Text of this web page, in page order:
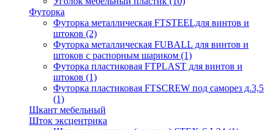
Футорка
Футорка металлическая FTSTEELдля винтов и
штоков (2)
Футорка металлическая FUBALL для винтов и
штоков с распорным шариком (1)
Футорка пластиковая FTPLAST для винтов и
штоков (1)
Футорка пластиковая FTSCREW под саморез д.3,5
(1)
Шкант мебельный
Шток эксцентрика